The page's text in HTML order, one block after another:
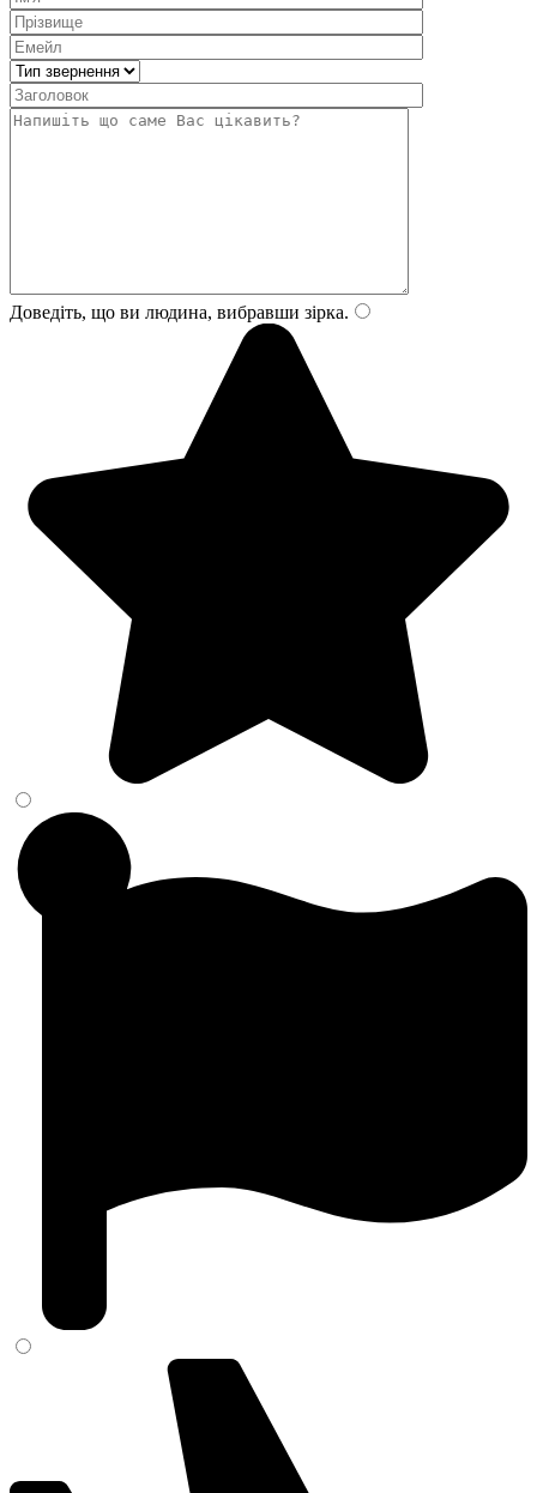
Доведіть, що ви людина, вибравши зірка.